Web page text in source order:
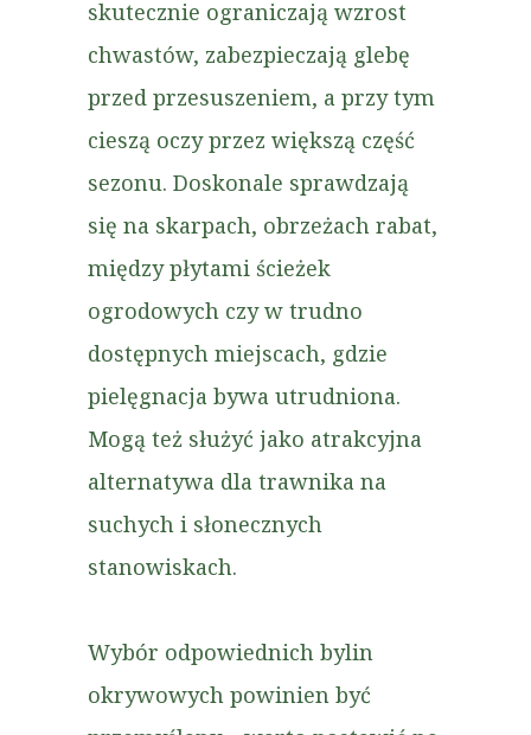
skutecznie ograniczają wzrost
chwastów, zabezpieczają glebę
przed przesuszeniem, a przy tym
cieszą oczy przez większą część
sezonu. Doskonale sprawdzają
się na skarpach, obrzeżach rabat,
między płytami ścieżek
ogrodowych czy w trudno
dostępnych miejscach, gdzie
pielęgnacja bywa utrudniona.
Mogą też służyć jako atrakcyjna
alternatywa dla trawnika na
suchych i słonecznych
stanowiskach.
Wybór odpowiednich bylin
okrywowych powinien być